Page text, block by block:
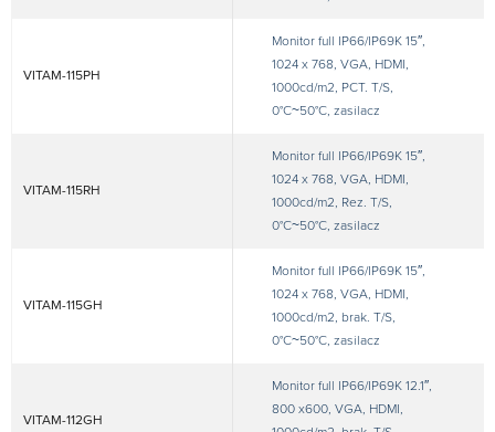
VITAM-115PH
Monitor full IP66/IP69K 15″,
1024 x 768, VGA, HDMI,
1000cd/m2, PCT. T/S,
0°C~50°C, zasilacz
VITAM-115RH
Monitor full IP66/IP69K 15″,
1024 x 768, VGA, HDMI,
1000cd/m2, Rez. T/S,
0°C~50°C, zasilacz
VITAM-115GH
Monitor full IP66/IP69K 15″,
1024 x 768, VGA, HDMI,
1000cd/m2, brak. T/S,
0°C~50°C, zasilacz
VITAM-112GH
Monitor full IP66/IP69K 12.1″,
800 x600, VGA, HDMI,